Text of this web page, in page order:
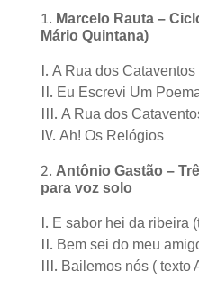
Marcelo Rauta –
Mário Quintana)
A Rua dos Cataventos
Eu Escrevi Um
A Rua dos Cataventos
Ah! Os Relógios
Antônio Gastão –
para voz solo
E sabor hei da ribeira
Bem sei do meu
Bailemos nós ( texto